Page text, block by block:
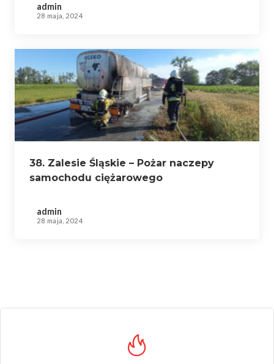
admin
28 maja, 2024
38. Zalesie Śląskie – Pożar naczepy
samochodu ciężarowego
admin
28 maja, 2024